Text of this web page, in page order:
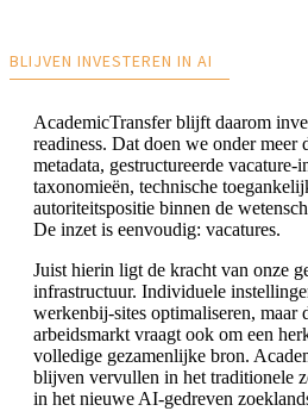
BLIJVEN INVESTEREN IN AI
AcademicTransfer blijft daarom
readiness. Dat doen we onder meer
metadata, gestructureerde
taxonomieën, technische
autoriteitspositie binnen de
De inzet is eenvoudig: vacatures.
Juist hierin ligt de kracht van onze
infrastructuur. Individuele
werkenbij-sites optimaliseren, maar
arbeidsmarkt vraagt ook om een
volledige gezamenlijke bron.
blijven vervullen in het traditionele
in het nieuwe AI-gedreven